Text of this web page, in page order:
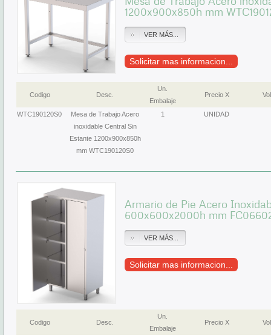
1200x900x850h mm
VER MÁS...
Solicitar mas informacion...
Codigo Desc.
Un.
Embalaje
Precio X
WTC190120S0
Mesa de Trabajo Acero
inoxidable Central Sin
Estante 1200x900x850h
mm WTC190120S0
1 UNIDAD
Armario de Pie Acero
600x600x2000h mm
VER MÁS...
Solicitar mas informacion...
Codigo Desc.
Un.
Embalaje
Precio X